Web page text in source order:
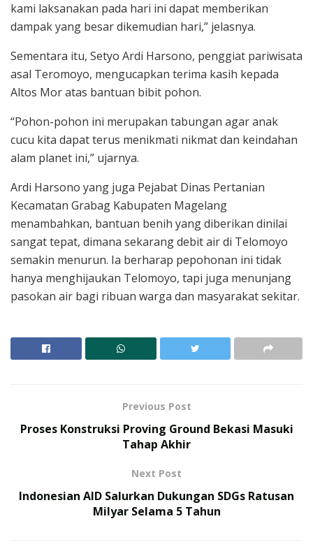
kami laksanakan pada hari ini dapat memberikan
dampak yang besar dikemudian hari,” jelasnya.
Sementara itu, Setyo Ardi Harsono, penggiat pariwisata
asal Teromoyo, mengucapkan terima kasih kepada
Altos Mor atas bantuan bibit pohon.
“Pohon-pohon ini merupakan tabungan agar anak
cucu kita dapat terus menikmati nikmat dan keindahan
alam planet ini,” ujarnya.
Ardi Harsono yang juga Pejabat Dinas Pertanian
Kecamatan Grabag Kabupaten Magelang
menambahkan, bantuan benih yang diberikan dinilai
sangat tepat, dimana sekarang debit air di Telomoyo
semakin menurun. Ia berharap pepohonan ini tidak
hanya menghijaukan Telomoyo, tapi juga menunjang
pasokan air bagi ribuan warga dan masyarakat sekitar.
Previous Post
Proses Konstruksi Proving Ground Bekasi Masuki
Tahap Akhir
Next Post
Indonesian AID Salurkan Dukungan SDGs Ratusan
Milyar Selama 5 Tahun